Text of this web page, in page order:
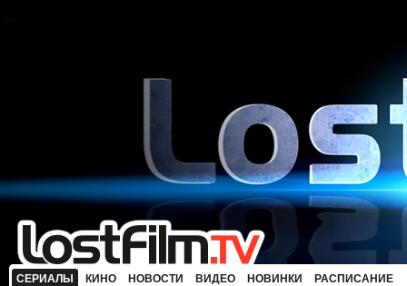
СЕРИАЛЫ КИНО НОВОСТИ ВИДЕО НОВИНКИ РАСПИСАНИЕ